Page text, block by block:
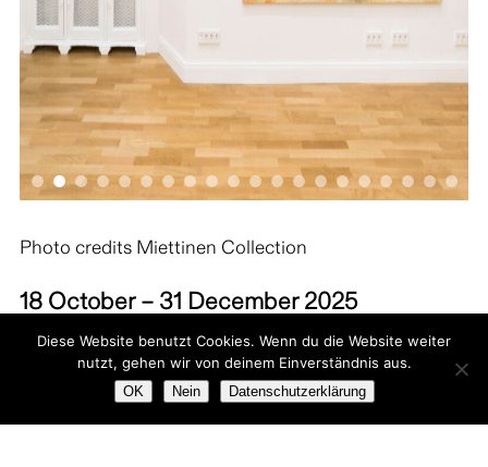
Photo credits Miettinen Collection
18 October – 31 December 2025
Visits and guided tours are possible every
Saturday between 12 and 6 pm.
Diese Website benutzt Cookies. Wenn du die Website weiter
nutzt, gehen wir von deinem Einverständnis aus.
OK Nein Datenschutzerklärung